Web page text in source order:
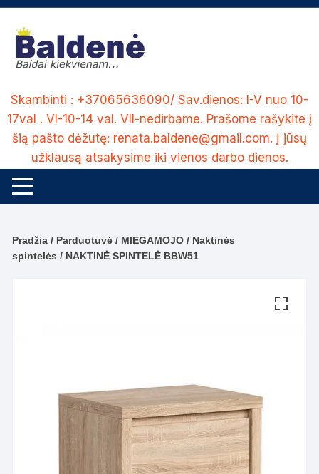
Skip
content
Skambinti : +37065636090/ Sav.dienos: I-V nuo 10-
17val . VI-10-14 val. VII-nedirbame. Prašome rašykite į
šią pašto dėžutę: renata.baldene@gmail.com. Į jūsų
užklausą atsakysime iki vienos darbo dienos.
Pradžia / Parduotuvė / MIEGAMOJO / Naktinės
spintelės / NAKTINĖ SPINTELĖ BBW51